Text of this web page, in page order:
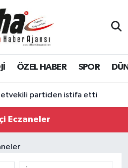
ÖZEL HABER SPOR
partiden istifa etti
TURİZMİN BULUŞMA NOKTASI OLUYOR
Eczaneler
Eczaneler
Haritası